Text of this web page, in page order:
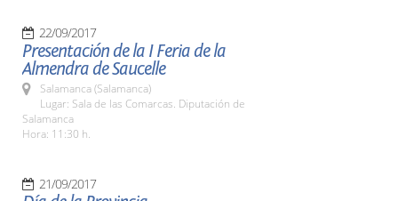
22/09/2017
Presentación de la I Feria de la
Almendra de Saucelle
Salamanca (Salamanca)
Lugar: Sala de las Comarcas. Diputación de
Salamanca
Hora: 11:30 h.
21/09/2017